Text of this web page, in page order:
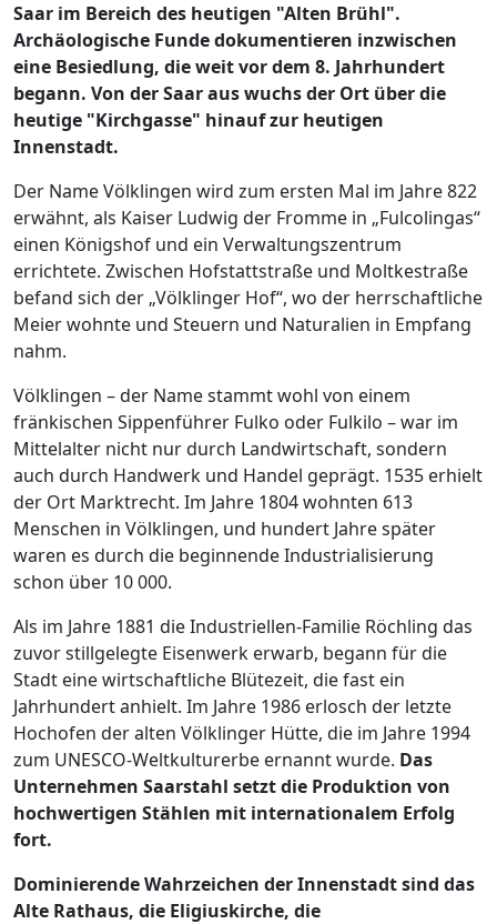
Saar im Bereich des heutigen "Alten Brühl".
Archäologische Funde dokumentieren inzwischen
eine Besiedlung, die weit vor dem 8. Jahrhundert
begann. Von der Saar aus wuchs der Ort über die
heutige "Kirchgasse" hinauf zur heutigen
Innenstadt.
Der Name Völklingen wird zum ersten Mal im Jahre 822
erwähnt, als Kaiser Ludwig der Fromme in „Fulcolingas“
einen Königshof und ein Verwaltungszentrum
errichtete. Zwischen Hofstattstraße und Moltkestraße
befand sich der „Völklinger Hof“, wo der herrschaftliche
Meier wohnte und Steuern und Naturalien in Empfang
nahm.
Völklingen – der Name stammt wohl von einem
fränkischen Sippenführer Fulko oder Fulkilo – war im
Mittelalter nicht nur durch Landwirtschaft, sondern
auch durch Handwerk und Handel geprägt. 1535 erhielt
der Ort Marktrecht. Im Jahre 1804 wohnten 613
Menschen in Völklingen, und hundert Jahre später
waren es durch die beginnende Industrialisierung
schon über 10 000.
Als im Jahre 1881 die Industriellen-Familie Röchling das
zuvor stillgelegte Eisenwerk erwarb, begann für die
Stadt eine wirtschaftliche Blütezeit, die fast ein
Jahrhundert anhielt. Im Jahre 1986 erlosch der letzte
Hochofen der alten Völklinger Hütte, die im Jahre 1994
zum UNESCO-Weltkulturerbe ernannt wurde. Das
Unternehmen Saarstahl setzt die Produktion von
hochwertigen Stählen mit internationalem Erfolg
fort.
Dominierende Wahrzeichen der Innenstadt sind das
Alte Rathaus, die Eligiuskirche, die